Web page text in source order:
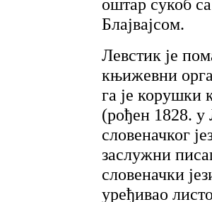
оштар сукоб
Блајвајсом.
Левстик је
књижевни
га је корушки
(рођен 1828.
словеначког
заслужни
словеначки
уређивао